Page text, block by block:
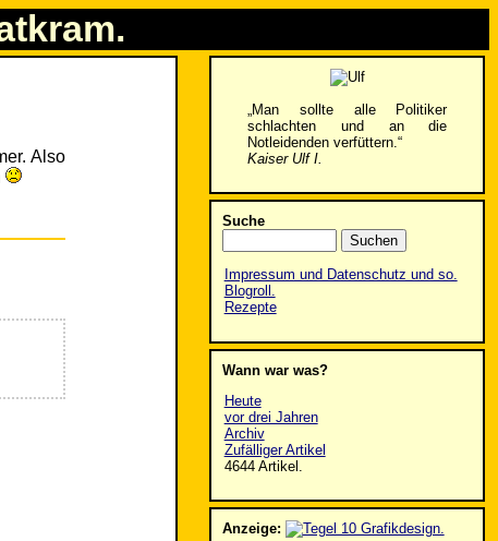
Also
„Man sollte alle Politiker
schlachten und an die
Notleidenden verfüttern.“
Kaiser Ulf I.
Suche
Impressum und Datenschutz und so.
Blogroll.
Rezepte
Wann war was?
Heute
vor drei Jahren
Archiv
Zufälliger Artikel
4644 Artikel.
Anzeige: